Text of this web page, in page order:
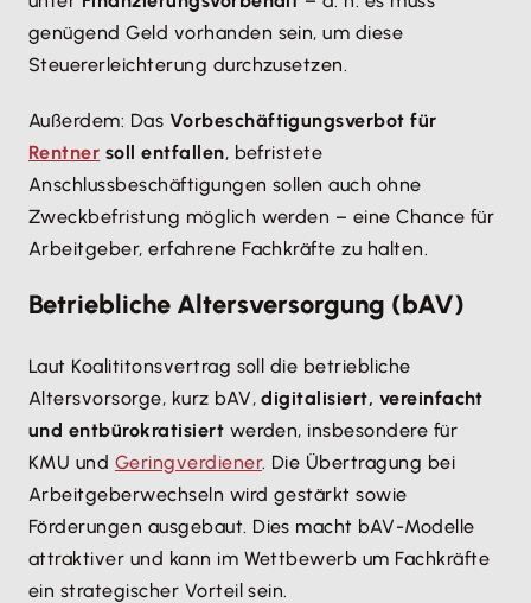
genügend Geld vorhanden sein, um diese
Steuererleichterung durchzusetzen.
Außerdem: Das Vorbeschäftigungsverbot für
Rentner soll entfallen, befristete
Anschlussbeschäftigungen sollen auch ohne
Zweckbefristung möglich werden – eine Chance für
Arbeitgeber, erfahrene Fachkräfte zu halten.
Betriebliche Altersversorgung (bAV)
Laut Koalititonsvertrag soll die betriebliche
Altersvorsorge, kurz bAV,digitalisiert, vereinfacht
und entbürokratisiert werden, insbesondere für
KMU und Geringverdiener. Die Übertragung bei
Arbeitgeberwechseln wird gestärkt sowie
Förderungen ausgebaut. Dies macht bAV-Modelle
attraktiver und kann im Wettbewerb um Fachkräfte
ein strategischer Vorteil sein.